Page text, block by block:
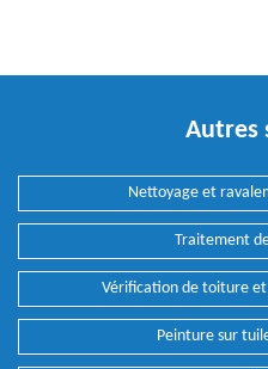
Autres
Nettoyage et
Traitement
Vérification de toiture
Peinture sur